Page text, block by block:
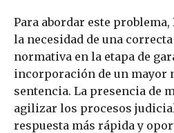
Para abordar este
la necesidad de una
normativa en la etapa de
incorporación de un mayor
sentencia. La presencia de
agilizar los procesos
respuesta más rápida y